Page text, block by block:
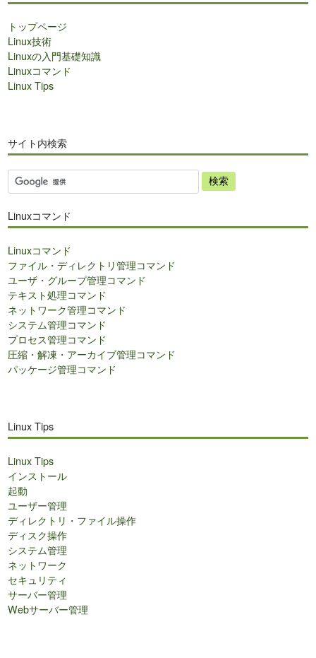
トップページ
Linux技術
Linuxの入門基礎知識
Linuxコマンド
Linux Tips
サイト内検索
サ
イ
内
索
Linuxコマンド
Linuxコマンド
ファイル・ディレクトリ管理コマンド
ユーザ・グループ管理コマンド
テキスト処理コマンド
ネットワーク管理コマンド
システム管理コマンド
プロセス管理コマンド
圧縮・解凍・アーカイブ管理コマンド
パッケージ管理コマンド
Linux Tips
Linux Tips
インストール
起動
ユーザー管理
ディレクトリ・ファイル操作
ディスク操作
システム管理
ネットワーク
セキュリティ
サーバー管理
Webサーバー管理